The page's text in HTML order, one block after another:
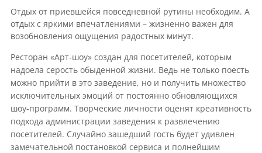
Отдых от приевшейся повседневной рутины необходим. А
отдых с яркими впечатлениями – жизненно важен для
возобновления ощущения радостных минут.
Ресторан «Арт-шоу» создан для посетителей, которым
надоела серость обыденной жизни. Ведь не только поесть
можно прийти в это заведение, но и получить множество
исключительных эмоций от постоянно обновляющихся
шоу-программ. Творческие личности оценят креативность
подхода администрации заведения к развлечению
посетителей. Случайно зашедший гость будет удивлен
замечательной постановкой сервиса и полнейшим